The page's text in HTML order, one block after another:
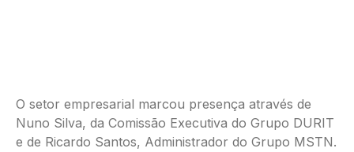
O setor empresarial marcou presença através de
Nuno Silva, da Comissão Executiva do Grupo DURIT
e de Ricardo Santos, Administrador do Grupo MSTN.